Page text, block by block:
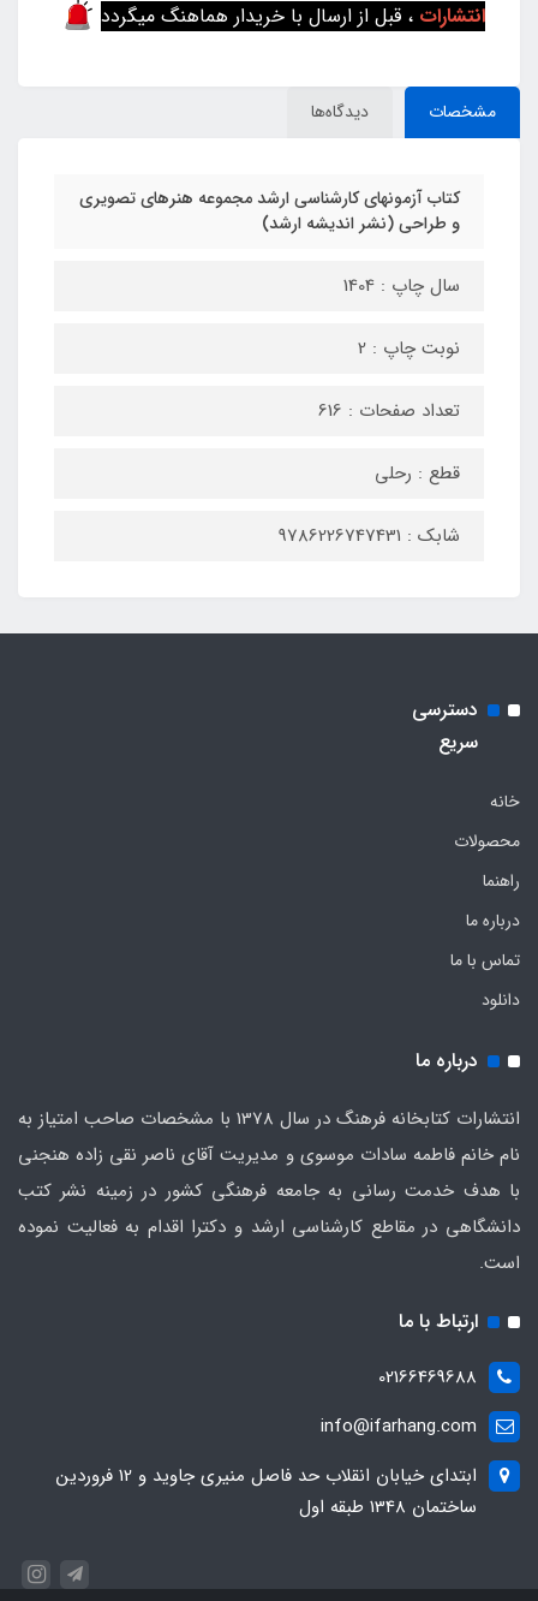
انتشارات ، قبل از ارسال با خریدار هماهنگ میگردد
مشخصات دیدگاه‌ها
کتاب آزمونهای کارشناسی ارشد مجموعه هنرهای تصویری
و طراحی (نشر اندیشه ارشد)
سال چاپ : 1404
نوبت چاپ : 2
تعداد صفحات : 616
قطع : رحلی
شابک : 9786226747431
دسترسی
سریع
خانه
محصولات
راهنما
درباره ما
تماس با ما
دانلود
درباره ما
انتشارات کتابخانه فرهنگ در سال 1378 با مشخصات صاحب امتیاز به
نام خانم فاطمه سادات موسوی و مدیریت آقای ناصر نقی زاده هنجنی
با هدف خدمت رسانی به جامعه فرهنگی کشور در زمینه نشر کتب
دانشگاهی در مقاطع کارشناسی ارشد و دکترا اقدام به فعالیت نموده
است.
ارتباط با ما
02166469688
info@ifarhang.com
ابتداي خيابان انقلاب حد فاصل منيري جاويد و 12 فروردين
ساختمان 1348 طبقه اول